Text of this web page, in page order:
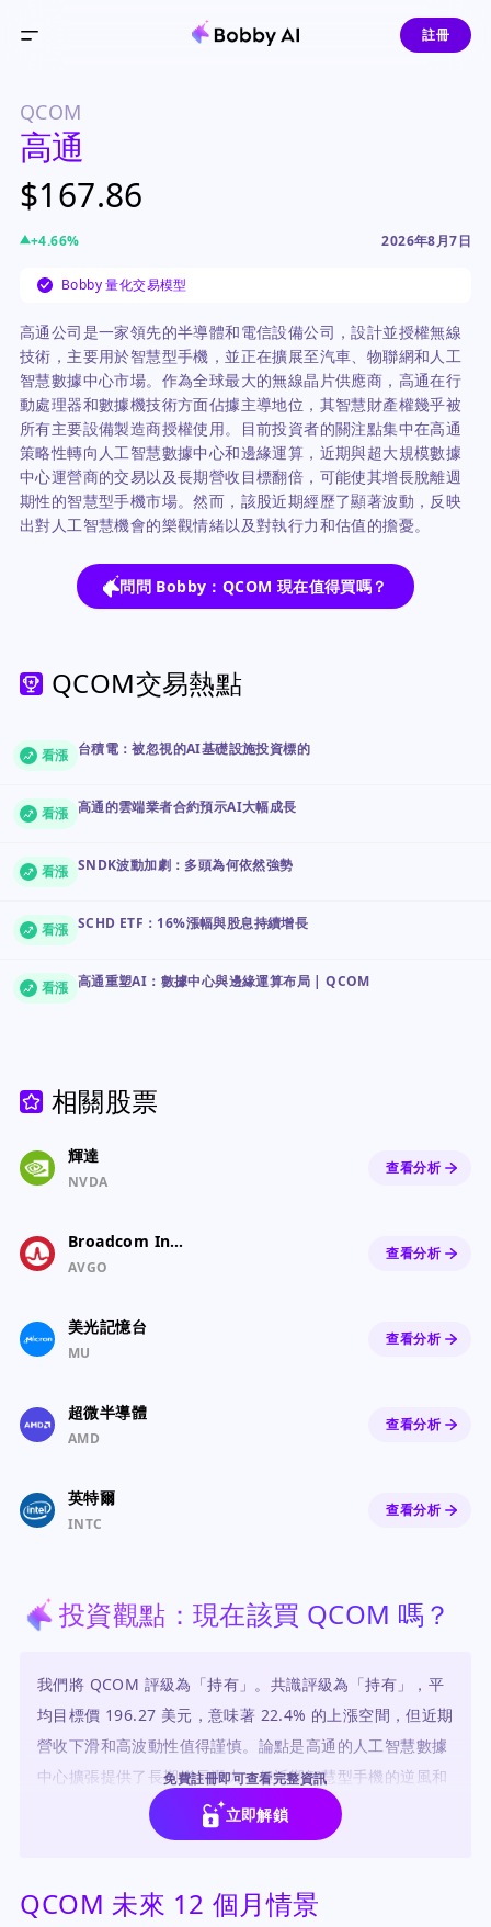
註冊
QCOM
高通
$167.86
+4.66% 2026年8月7日
Bobby 量化交易模型
高通公司是一家領先的半導體和電信設備公司，設計並授權無線
技術，主要用於智慧型手機，並正在擴展至汽車、物聯網和人工
智慧數據中心市場。作為全球最大的無線晶片供應商，高通在行
動處理器和數據機技術方面佔據主導地位，其智慧財產權幾乎被
所有主要設備製造商授權使用。目前投資者的關注點集中在高通
策略性轉向人工智慧數據中心和邊緣運算，近期與超大規模數據
中心運營商的交易以及長期營收目標翻倍，可能使其增長脫離週
期性的智慧型手機市場。然而，該股近期經歷了顯著波動，反映
出對人工智慧機會的樂觀情緒以及對執行力和估值的擔憂。
問問 Bobby：QCOM 現在值得買嗎？
QCOM交易熱點
看漲 台積電：被忽視的AI基礎設施投資標的
看漲 高通的雲端業者合約預示AI大幅成長
看漲 SNDK波動加劇：多頭為何依然強勢
看漲 SCHD ETF：16%漲幅與股息持續增長
看漲 高通重塑AI：數據中心與邊緣運算布局 | QCOM
相關股票
輝達
NVDA
查看分析
Broadcom Inc. Common Stock
AVGO
查看分析
美光記憶台
MU
查看分析
超微半導體
AMD
查看分析
英特爾
INTC
查看分析
投資觀點：現在該買 QCOM 嗎？
我們將 QCOM 評級為「持有」。共識評級為「持有」，平
均目標價 196.27 美元，意味著 22.4% 的上漲空間，但近期
營收下滑和高波動性值得謹慎。論點是高通的人工智慧數據
中心擴張提供了長期增長潛力，但近期智慧型手機的逆風和
執行風險使我們保持觀望。
免費註冊即可查看完整資訊
立即解鎖
QCOM 未來 12 個月情景